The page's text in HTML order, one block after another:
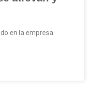
en la empresa